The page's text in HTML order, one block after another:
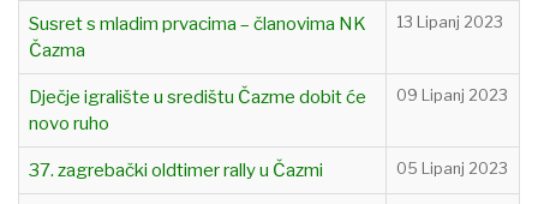
Susret s mladim prvacima – članovima NK
Čazma
13 Lipanj 2023
Dječje igralište u središtu Čazme dobit će
novo ruho
09 Lipanj 2023
37. zagrebački oldtimer rally u Čazmi 05 Lipanj 2023